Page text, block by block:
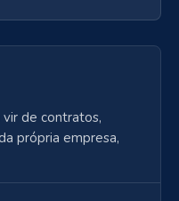
de contratos,
própria empresa,